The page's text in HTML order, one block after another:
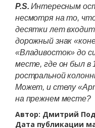
P.S.Интересным
несмотря на то,
десятки лет
дорожный знак
«Владивосток» до
месте, где он был в
ростральной
Может, и стелу
на прежнем месте?
Автор: Дмитрий
Дата публикации